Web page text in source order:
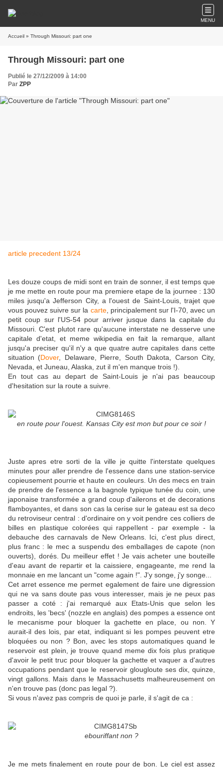
MENU
Accueil » Through Missouri: part one
Through Missouri: part one
Publié le 27/12/2009 à 14:00
Par ZPP
article precedent 13/24
Les douze coups de midi sont en train de sonner, il est temps que
je me mette en route pour ma premiere etape de la journee : 130
miles jusqu'a Jefferson City, a l'ouest de Saint-Louis, trajet que
vous pouvez suivre sur la carte, principalement sur l'I-70, avec un
petit coup sur l'US-54 pour arriver jusque dans la capitale du
Missouri. C'est plutot rare qu'aucune interstate ne desserve une
capitale d'etat, et meme wikipedia en fait la remarque, allant
jusqu'a preciser qu'il n'y a que quatre autre capitales dans cette
situation (Dover, Delaware, Pierre, South Dakota, Carson City,
Nevada, et Juneau, Alaska, zut il m'en manque trois !).
En tout cas au depart de Saint-Louis je n'ai pas beaucoup
d'hesitation sur la route a suivre.
en route pour l'ouest. Kansas City est mon but pour ce soir !
Juste apres etre sorti de la ville je quitte l'interstate quelques
minutes pour aller prendre de l'essence dans une station-service
copieusement pourrie et haute en couleurs. Un des mecs en train
de prendre de l'essence a la bagnole typique tunée du coin, une
japonaise transformée a grand coup d'ailerons et de decorations
flamboyantes, et dans son cas la cerise sur le gateau est sa deco
du retroviseur central : d'ordinaire on y voit pendre ces colliers de
billes en plastique colorées qui rappellent - par exemple - la
debauche des carnavals de New Orleans. Ici, c'est plus direct,
plus franc : le mec a suspendu des emballages de capote (non
ouverts), dorés. Du meilleur effet ! Je vais acheter une bouteille
d'eau avant de repartir et la caissiere, engageante, me rend la
monnaie en me lancant un "come again !". J'y songe, j'y songe...
Cet arret essence me permet egalement de faire une digression
qui ne va sans doute pas vous interesser, mais je ne peux pas
passer a coté : j'ai remarqué aux Etats-Unis que selon les
endroits, les 'becs' (nozzle en anglais) des pompes a essence ont
le mecanisme pour bloquer la gachette en place, ou non. Y
aurait-il des lois, par etat, indiquant si les pompes peuvent etre
bloquées ou non ? Bon, avec les stops automatiques quand le
reservoir est plein, je trouve quand meme dix fois plus pratique
d'avoir le petit truc pour bloquer la gachette et vaquer a d'autres
occupations pendant que le reservoir glougloute ses dix, quinze,
vingt gallons. Mais dans le Massachusetts malheureusement on
n'en trouve pas (donc pas legal ?).
Si vous n'avez pas compris de quoi je parle, il s'agit de ca :
ebouriffant non ?
Je me mets finalement en route pour de bon. Le ciel est assez